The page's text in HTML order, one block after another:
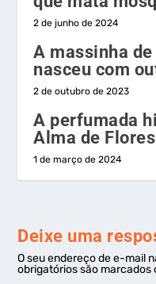
2 de junho de 2024
A massinha
nasceu com
2 de outubro de 2023
A perfumada
Alma de Flores
1 de março de 2024
Deixe uma
O seu endereço de e-mail
obrigatórios são